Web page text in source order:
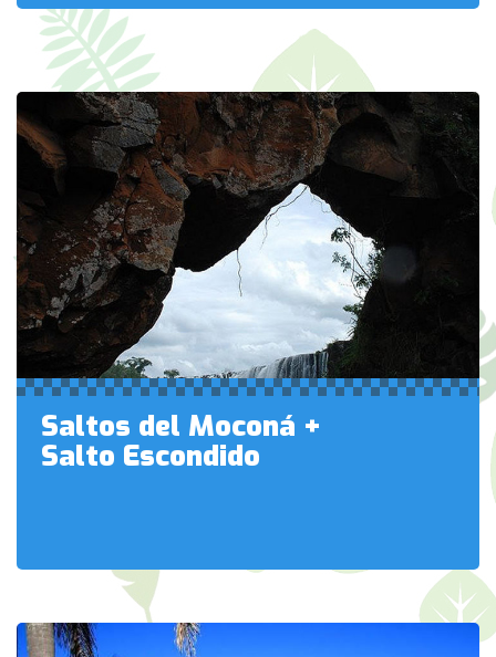
Saltos del Moconá +
Salto Escondido